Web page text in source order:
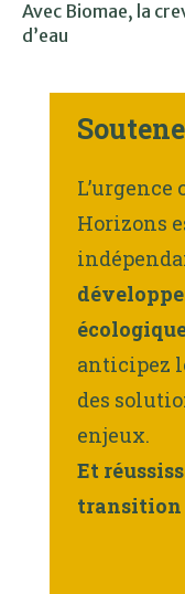
Avec Biomae, la
d’eau
Horizons
anticipez
des
enjeux.
Et
transition